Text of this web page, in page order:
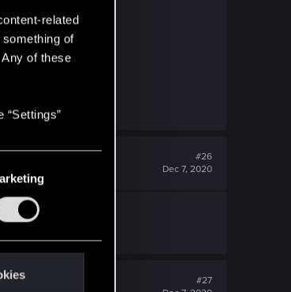
related
of
of these
#26
Dec 7, 2020
#27